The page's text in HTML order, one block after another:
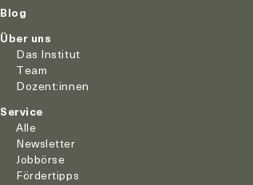
Blog
Über uns
Das Institut
Team
Dozent:innen
Service
Alle
Newsletter
Jobbörse
Fördertipps